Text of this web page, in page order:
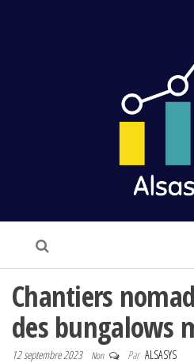
Alsasys
Chantiers
des bungalows
12 septembre 2023 Non Par ALSASYS